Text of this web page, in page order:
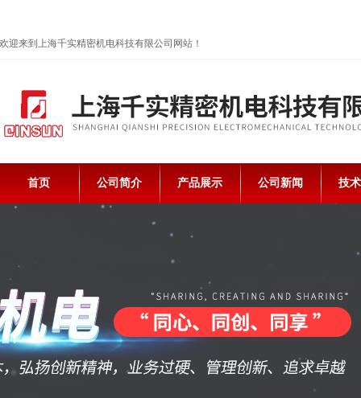
欢迎来到上海千实精密机电科技有限公司网站！
首页 公司简介 产品展示 公司新闻 技